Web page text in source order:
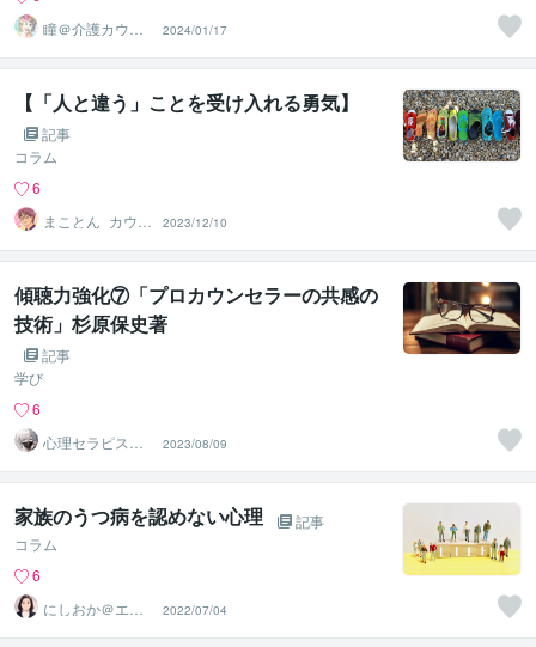
瞳＠介護カウン
セリング
2024/01/17
【「人と違う」ことを受け入れる勇気】
記事
コラム
6
まことん_カウン
セライター
2023/12/10
傾聴力強化⑦「プロカウンセラーの共感の
技術」杉原保史著
記事
学び
6
心理セラピストt
akashi
2023/08/09
家族のうつ病を認めない心理
記事
コラム
6
にしおか＠エン
パワメントカウ
ンセラー
2022/07/04